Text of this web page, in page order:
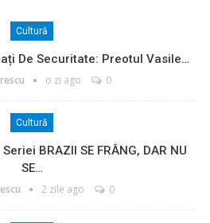
Cultură
De Securitate: Preotul Vasile…
o zi ago 0
Cultură
BRAZII SE FRÂNG, DAR NU
SE…
2 zile ago 0